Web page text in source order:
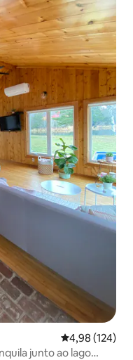
4,98 de uma
4,98 (124)
junto ao lago